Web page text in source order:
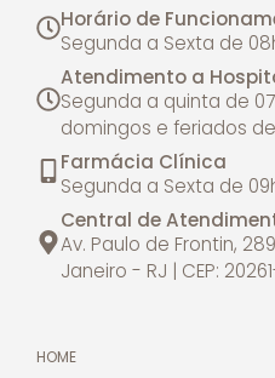
Horário de
Segunda a Sexta de
Atendimento a
Segunda a quinta de
domingos e feriados de
Farmácia Clínica
Segunda a Sexta de
Central de
Av. Paulo de Frontin,
Janeiro - RJ | CEP:
HOME